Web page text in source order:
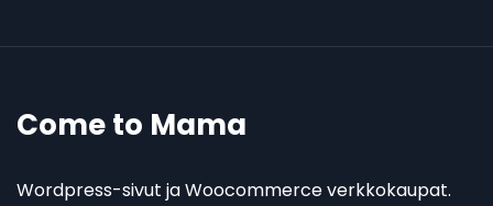
Come to Mama
Wordpress-sivut ja Woocommerce verkkokaupat.